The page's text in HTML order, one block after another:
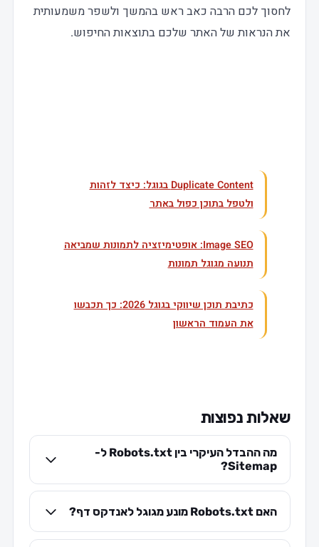
לחסוך לכם הרבה כאב ראש בהמשך ולשפר משמעותית
את הנראות של האתר שלכם בתוצאות החיפוש.
Duplicate Content בגוגל: כיצד לזהות
ולטפל בתוכן כפול באתר
Image SEO: אופטימיזציה לתמונות שמביאה
תנועה מגוגל תמונות
כתיבת תוכן שיווקי בגוגל 2026: כך תכבשו
את העמוד הראשון
שאלות נפוצות
מה ההבדל העיקרי בין Robots.txt ל-
Sitemap?